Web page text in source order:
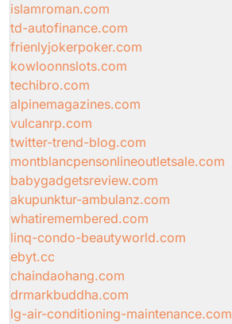
islamroman.com
td-autofinance.com
frienlyjokerpoker.com
kowloonnslots.com
techibro.com
alpinemagazines.com
vulcanrp.com
twitter-trend-blog.com
montblancpensonlineoutletsale.com
babygadgetsreview.com
akupunktur-ambulanz.com
whatiremembered.com
linq-condo-beautyworld.com
ebyt.cc
chaindaohang.com
drmarkbuddha.com
lg-air-conditioning-maintenance.com